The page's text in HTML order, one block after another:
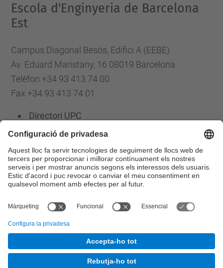
Escola d'Enginyeria de Barcelona
Est
Campus Diagonal Besòs, Edifici A (EEBE)
Av. Eduard Maristany, 16 08019 Barcelona
Telèfon +34 93 413 74 00
Fax +34 93 413 74 01
Directori UPC
Formulari de contacte
Llista Xarxes Socials
Escola d'Enginyeria de Barcelona Est. EEBE